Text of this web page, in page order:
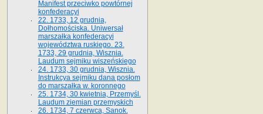
Manifest przeciwko powtórnej
konfederacyi
22. 1733, 12 grudnia,
Dołhomościska. Uniwersał
marszałka konfederacyi
województwa ruskiego. 23.
1733, 29 grudnia, Wisznia.
Laudum sejmiku wiszeńskiego
24. 1733, 30 grudnia, Wisznia.
Instrukcya sejmiku dana posłom
do marszałka w. koronnego
25. 1734, 30 kwietnia, Przemyśl.
Laudum ziemian przemyskich
26. 1734, 7 czerwca, Sanok.